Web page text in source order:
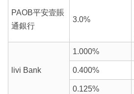
PAOB平安壹賬
通銀行
3.0%
livi Bank
1.000%
0.400%
0.125%